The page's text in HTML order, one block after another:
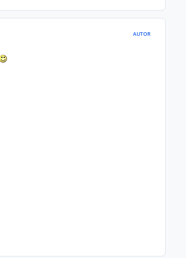
AUTOR